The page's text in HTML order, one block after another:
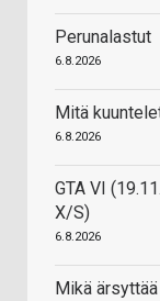
Perunalastut
6.8.2026
Mitä
6.8.2026
GTA VI
X/S)
6.8.2026
Mikä